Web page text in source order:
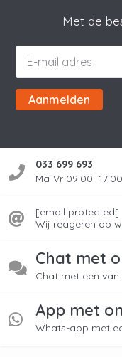
Met de
Aanmelden
033 699 693
Ma-Vr 09:00 -17:00
[email protected]
Wij reageren op
Chat met
Chat met een
App met
Whats-app met